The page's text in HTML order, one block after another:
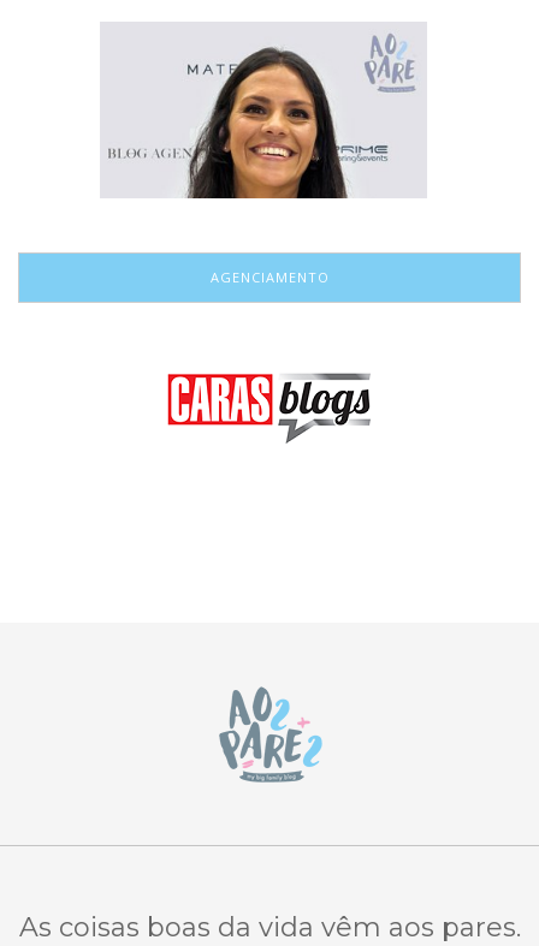
AGENCIAMENTO
As coisas boas da vida vêm aos pares.